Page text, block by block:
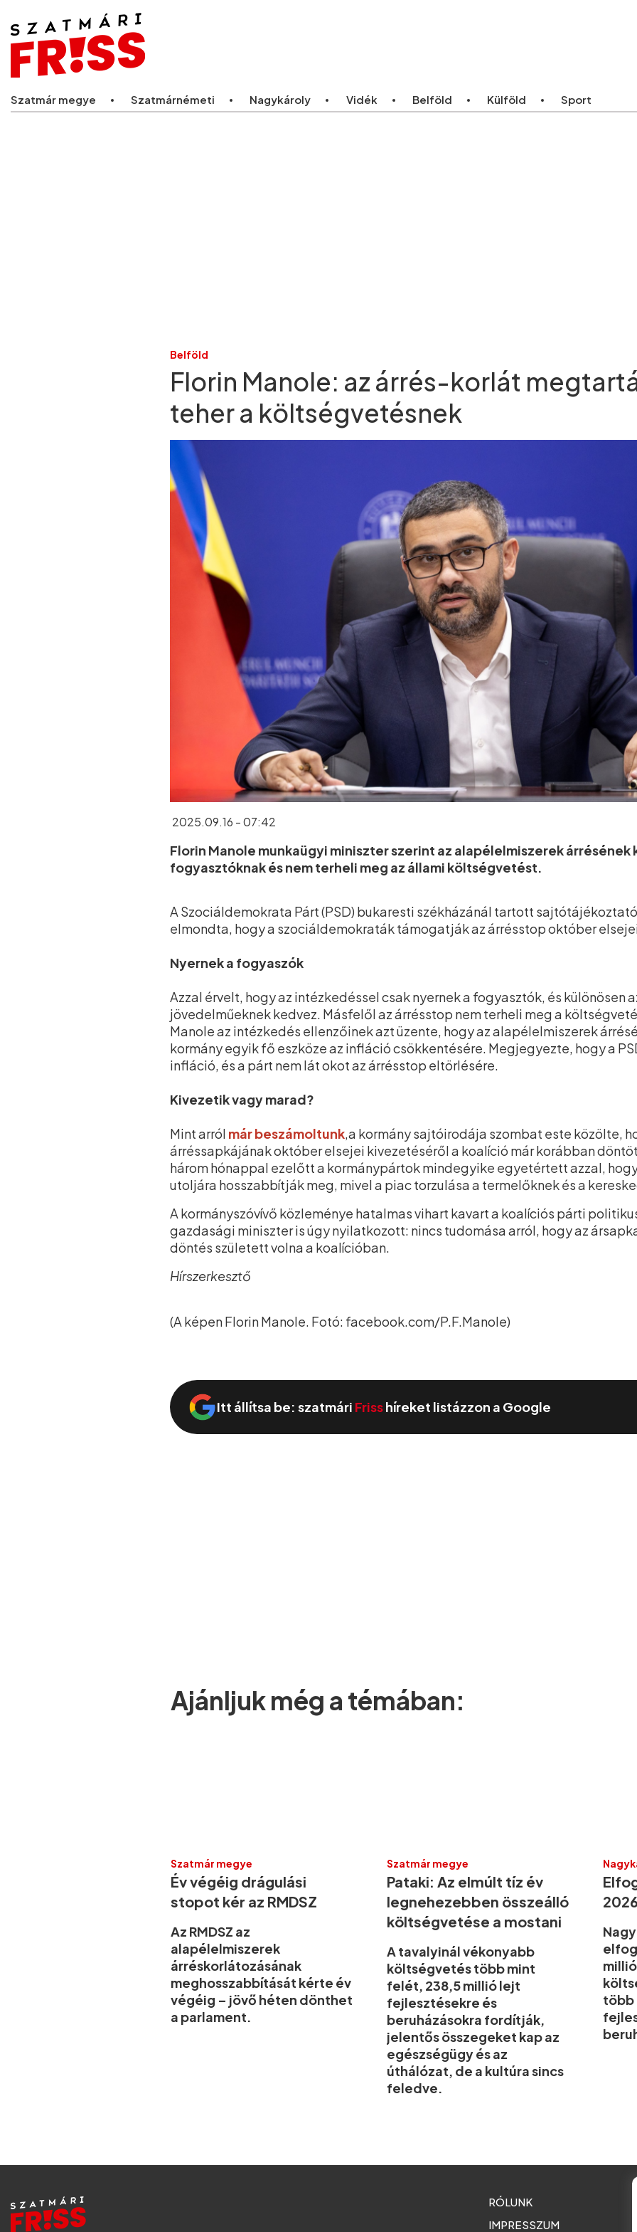
Szatmár megye Szatmárnémeti Nagykároly Vidék Belföld Külföld Sport
Belföld
Florin Manole: az árrés-korlát
teher a költségvetésnek
2025.09.16 - 07:42
Florin Manole munkaügyi miniszter szerint az alapélelmiszerek árrésének
fogyasztóknak és nem terheli meg az állami költségvetést.
A Szociáldemokrata Párt (PSD) bukaresti székházánál tartott
elmondta, hogy a szociáldemokraták támogatják az árrésstop október
Nyernek a fogyaszók
Azzal érvelt, hogy az intézkedéssel csak nyernek a fogyasztók, és különösen
jövedelműeknek kedvez. Másfelől az árrésstop nem terheli meg a
Manole az intézkedés ellenzőinek azt üzente, hogy az alapélelmiszerek
kormány egyik fő eszköze az infláció csökkentésére. Megjegyezte, hogy a
infláció, és a párt nem lát okot az árrésstop eltörlésére.
Kivezetik vagy marad?
Mint arról már beszámoltunk,a kormány sajtóirodája szombat este közölte,
árréssapkájának október elsejei kivezetéséről a koalíció már korábban
három hónappal ezelőtt a kormánypártok mindegyike egyetértett azzal,
utoljára hosszabbítják meg, mivel a piac torzulása a termelőknek és a
A kormányszóvívő közleménye hatalmas vihart kavart a koalíciós párti
gazdasági miniszter is úgy nyilatkozott: nincs tudomása arról, hogy az
döntés született volna a koalícióban.
Hírszerkesztő
(A képen Florin Manole. Fotó: facebook.com/P.F.Manole)
Itt állítsa be: szatmári Frisshíreket listázzon a Google
Ajánljuk még a témában:
Szatmár megye
Év végéig drágulási
stopot kér az RMDSZ
Az RMDSZ az
alapélelmiszerek
árréskorlátozásának
meghosszabbítását kérte év
végéig – jövő héten dönthet
a parlament.
Szatmár megye
Pataki: Az elmúlt tíz év
legnehezebben összeálló
költségvetése a mostani
A tavalyinál vékonyabb
költségvetés több mint
felét, 238,5 millió lejt
fejlesztésekre és
beruházásokra fordítják,
jelentős összegeket kap az
egészségügy és az
úthálózat, de a kultúra sincs
feledve.
több
RÓLUNK
IMPRESSZUM